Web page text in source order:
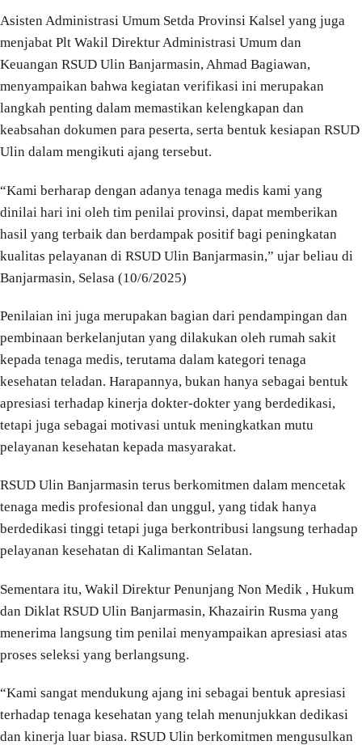
Asisten Administrasi Umum Setda Provinsi Kalsel yang juga
menjabat Plt Wakil Direktur Administrasi Umum dan
Keuangan RSUD Ulin Banjarmasin, Ahmad Bagiawan,
menyampaikan bahwa kegiatan verifikasi ini merupakan
langkah penting dalam memastikan kelengkapan dan
keabsahan dokumen para peserta, serta bentuk kesiapan RSUD
Ulin dalam mengikuti ajang tersebut.
“Kami berharap dengan adanya tenaga medis kami yang
dinilai hari ini oleh tim penilai provinsi, dapat memberikan
hasil yang terbaik dan berdampak positif bagi peningkatan
kualitas pelayanan di RSUD Ulin Banjarmasin,” ujar beliau di
Banjarmasin, Selasa (10/6/2025)
Penilaian ini juga merupakan bagian dari pendampingan dan
pembinaan berkelanjutan yang dilakukan oleh rumah sakit
kepada tenaga medis, terutama dalam kategori tenaga
kesehatan teladan. Harapannya, bukan hanya sebagai bentuk
apresiasi terhadap kinerja dokter-dokter yang berdedikasi,
tetapi juga sebagai motivasi untuk meningkatkan mutu
pelayanan kesehatan kepada masyarakat.
RSUD Ulin Banjarmasin terus berkomitmen dalam mencetak
tenaga medis profesional dan unggul, yang tidak hanya
berdedikasi tinggi tetapi juga berkontribusi langsung terhadap
pelayanan kesehatan di Kalimantan Selatan.
Sementara itu, Wakil Direktur Penunjang Non Medik , Hukum
dan Diklat RSUD Ulin Banjarmasin, Khazairin Rusma yang
menerima langsung tim penilai menyampaikan apresiasi atas
proses seleksi yang berlangsung.
“Kami sangat mendukung ajang ini sebagai bentuk apresiasi
terhadap tenaga kesehatan yang telah menunjukkan dedikasi
dan kinerja luar biasa. RSUD Ulin berkomitmen mengusulkan